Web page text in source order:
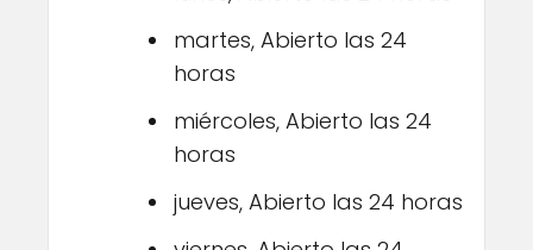
martes, Abierto las 24
horas
miércoles, Abierto las 24
horas
jueves, Abierto las 24 horas